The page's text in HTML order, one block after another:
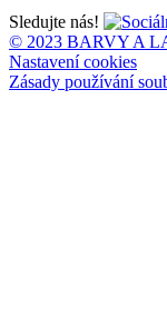
Sledujte nás!
© 2023 BARVY A
Nastavení cookies
Zásady používání